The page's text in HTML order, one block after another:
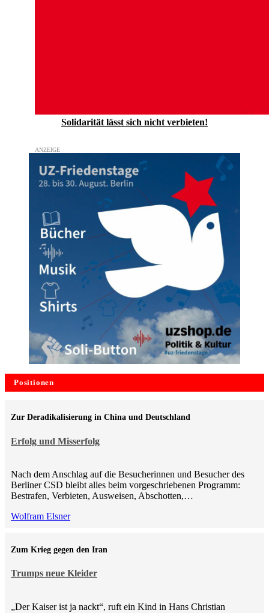
Solidarität lässt sich nicht verbieten!
Positionen
Erfolg und Misserfolg
Zur Deradikalisierung in China und Deutschland
Nach dem Anschlag auf die Besucherinnen und Besucher des
Berliner CSD bleibt alles beim vorgeschriebenen Programm:
Bestrafen, Verbieten, Ausweisen, Abschotten,…
Wolfram Elsner
Trumps neue Kleider
Zum Krieg gegen den Iran
„Der Kaiser ist ja nackt“, ruft ein Kind in Hans Christian